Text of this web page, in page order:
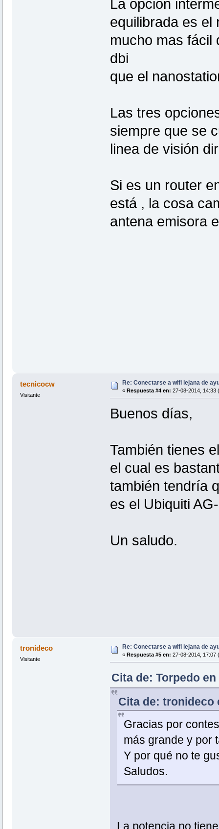
La opción
equilibrada es el
mucho mas fácil
dbi
que el
Las tres
siempre que se
linea de visión
Si es un router
está , la cosa
antena emisora
tecnicocw
Visitante
Re: Conectarse a wifi lejana de
« Respuesta #4 en: 27-08-2014, 14:33
Buenos días,
También tienes
el cual es
también tendría
es el Ubiquiti
Un saludo.
tronideco
Visitante
Re: Conectarse a wifi lejana de
« Respuesta #5 en: 27-08-2014, 17:07
Cita de: Torpedo
Cita de: tronideco
Gracias por
más grande y por
Y por qué no te
Saludos.
La potencia no